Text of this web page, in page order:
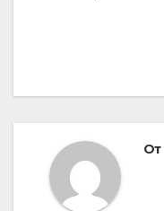
От